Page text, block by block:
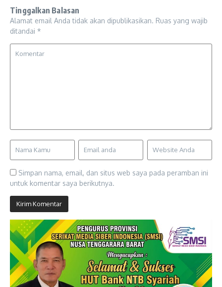
Tinggalkan Balasan
Alamat email Anda tidak akan dipublikasikan. Ruas yang wajib
ditandai *
Simpan nama, email, dan situs web saya pada peramban ini
untuk komentar saya berikutnya.